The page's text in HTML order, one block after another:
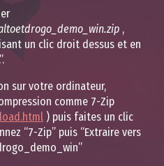
,
un clic droit dessus et en
sur votre ordinateur,
comme 7-Zip
) puis faites un clic
“7-Zip” puis “Extraire vers